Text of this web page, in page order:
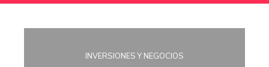
INVERSIONES Y NEGOCIOS